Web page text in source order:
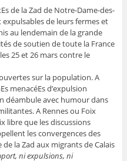
de la Zad de Notre-Dame-des-
de leurs fermes et
au lendemain de la grande
de soutien de toute la France
25 et 26 mars contre le
sur la population. A
menacéEs d’expulsion
déambule avec humour dans
A Rennes ou Foix
libre que les discussions
les convergences des
la Zad aux migrants de Calais
ni expulsions, ni